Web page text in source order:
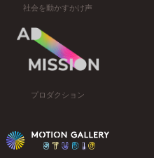
社会を動かすかけ声
プロダクション